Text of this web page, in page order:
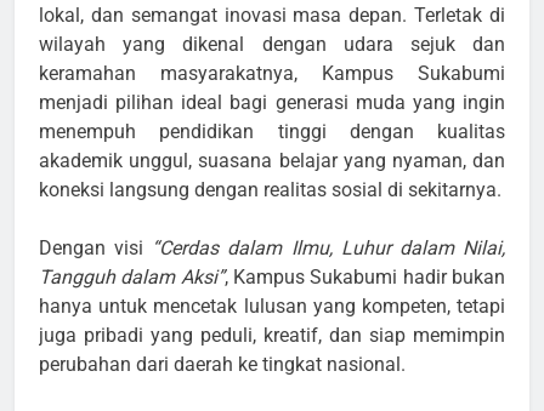
lokal, dan semangat inovasi masa depan. Terletak di
wilayah yang dikenal dengan udara sejuk dan
keramahan masyarakatnya, Kampus Sukabumi
menjadi pilihan ideal bagi generasi muda yang ingin
menempuh pendidikan tinggi dengan kualitas
akademik unggul, suasana belajar yang nyaman, dan
koneksi langsung dengan realitas sosial di sekitarnya.
Dengan visi “Cerdas dalam Ilmu, Luhur dalam Nilai,
Tangguh dalam Aksi”, Kampus Sukabumi hadir bukan
hanya untuk mencetak lulusan yang kompeten, tetapi
juga pribadi yang peduli, kreatif, dan siap memimpin
perubahan dari daerah ke tingkat nasional.